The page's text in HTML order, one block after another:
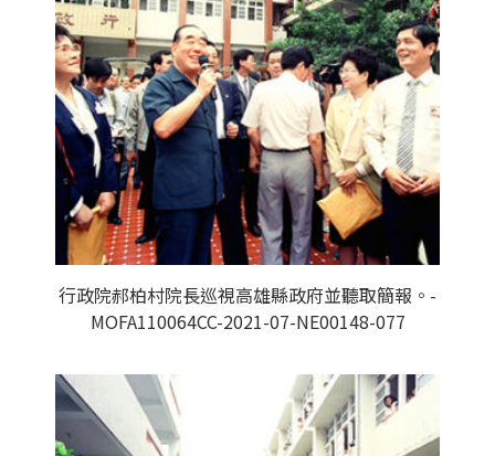
行政院郝柏村院長巡視高雄縣政府並聽取簡報。-
MOFA110064CC-2021-07-NE00148-077